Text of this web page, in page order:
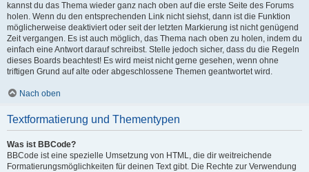
kannst du das Thema wieder ganz nach oben auf die erste Seite des Forums
holen. Wenn du den entsprechenden Link nicht siehst, dann ist die Funktion
möglicherweise deaktiviert oder seit der letzten Markierung ist nicht genügend
Zeit vergangen. Es ist auch möglich, das Thema nach oben zu holen, indem du
einfach eine Antwort darauf schreibst. Stelle jedoch sicher, dass du die Regeln
dieses Boards beachtest! Es wird meist nicht gerne gesehen, wenn ohne
triftigen Grund auf alte oder abgeschlossene Themen geantwortet wird.
Nach oben
Textformatierung und Thementypen
Was ist BBCode?
BBCode ist eine spezielle Umsetzung von HTML, die dir weitreichende
Formatierungsmöglichkeiten für deinen Text gibt. Die Rechte zur Verwendung